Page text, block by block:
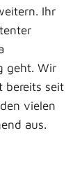
Ihr
geht. Wir
bereits seit
vielen
aus.